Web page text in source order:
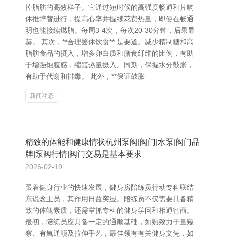
掉脂肪的高效样子。它通过短时候的高强度畅通和片晌
休推辞替进行，提高心率并握续花费热量，即使在畅通
明也能接续燃脂。每周3-4次，每次20-30分钟，后果显
赫。 其次，**合理罢休饮食** 是要道。减少精制糖和高
脂肪食品的摄入，增多卵白质和膳食纤维的比例，有助
于增强饱腹感，缩短热量摄入。同期，保握水分鼓胀，
有助于代谢和排毒。 此外，**保证鼓胀
新闻动态
精致的体能和健康情状杭州泵阀|阀门|水泵|阀门品
牌|泵阀行情|阀门交易是基本要求
2026-02-19
跟着健身行业的快速发展，健身房陪练员行动专科联结
东说念主员，其作用日益突显。陪练员不仅需要具备精
致的体魄素质，还需掌抓专科的健身学问和相通智商。
最初，陪练员应具备一定的通顺基础，如熟致力于量窥
察、有氧通顺及拉伸手艺，最佳领有有关健身文凭，如